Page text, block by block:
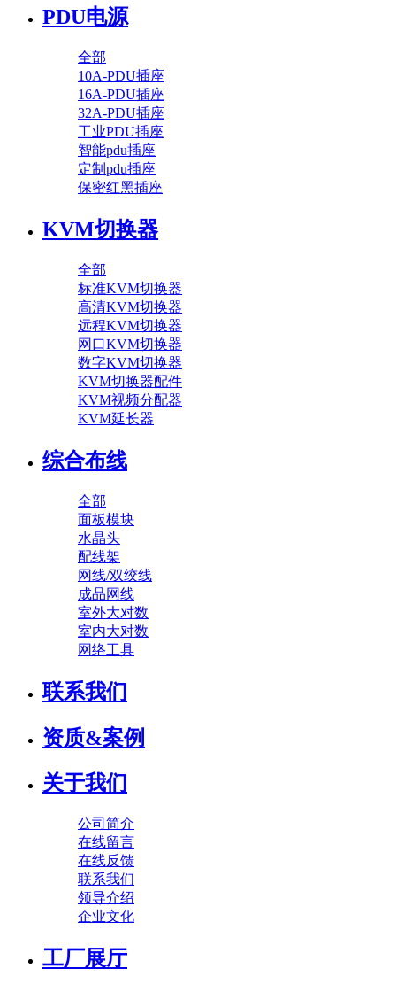
PDU电源
全部
10A-PDU插座
16A-PDU插座
32A-PDU插座
工业PDU插座
智能pdu插座
定制pdu插座
保密红黑插座
KVM切换器
全部
标准KVM切换器
高清KVM切换器
远程KVM切换器
网口KVM切换器
数字KVM切换器
KVM切换器配件
KVM视频分配器
KVM延长器
综合布线
全部
面板模块
水晶头
配线架
网线/双绞线
成品网线
室外大对数
室内大对数
网络工具
联系我们
资质&案例
关于我们
公司简介
在线留言
在线反馈
联系我们
领导介绍
企业文化
工厂展厅